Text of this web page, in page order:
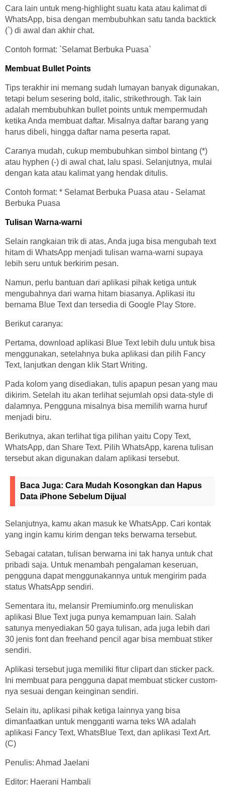
Cara lain untuk meng-highlight suatu kata atau kalimat di
WhatsApp, bisa dengan membubuhkan satu tanda backtick
(`) di awal dan akhir chat.
Contoh format: `Selamat Berbuka Puasa`
Membuat Bullet Points
Tips terakhir ini memang sudah lumayan banyak digunakan,
tetapi belum sesering bold, italic, strikethrough. Tak lain
adalah membubuhkan bullet points untuk mempermudah
ketika Anda membuat daftar. Misalnya daftar barang yang
harus dibeli, hingga daftar nama peserta rapat.
Caranya mudah, cukup membubuhkan simbol bintang (*)
atau hyphen (-) di awal chat, lalu spasi. Selanjutnya, mulai
dengan kata atau kalimat yang hendak ditulis.
Contoh format: * Selamat Berbuka Puasa atau - Selamat
Berbuka Puasa
Tulisan Warna-warni
Selain rangkaian trik di atas, Anda juga bisa mengubah text
hitam di WhatsApp menjadi tulisan warna-warni supaya
lebih seru untuk berkirim pesan.
Namun, perlu bantuan dari aplikasi pihak ketiga untuk
mengubahnya dari warna hitam biasanya. Aplikasi itu
bernama Blue Text dan tersedia di Google Play Store.
Berikut caranya:
Pertama, download aplikasi Blue Text lebih dulu untuk bisa
menggunakan, setelahnya buka aplikasi dan pilih Fancy
Text, lanjutkan dengan klik Start Writing.
Pada kolom yang disediakan, tulis apapun pesan yang mau
dikirim. Setelah itu akan terlihat sejumlah opsi data-style di
dalamnya. Pengguna misalnya bisa memilih warna huruf
menjadi biru.
Berikutnya, akan terlihat tiga pilihan yaitu Copy Text,
WhatsApp, dan Share Text. Pilih WhatsApp, karena tulisan
tersebut akan digunakan dalam aplikasi tersebut.
Baca Juga: Cara Mudah Kosongkan dan Hapus
Data iPhone Sebelum Dijual
Selanjutnya, kamu akan masuk ke WhatsApp. Cari kontak
yang ingin kamu kirim dengan teks berwarna tersebut.
Sebagai catatan, tulisan berwarna ini tak hanya untuk chat
pribadi saja. Untuk menambah pengalaman keseruan,
pengguna dapat menggunakannya untuk mengirim pada
status WhatsApp sendiri.
Sementara itu, melansir Premiuminfo.org menuliskan
aplikasi Blue Text juga punya kemampuan lain. Salah
satunya menyediakan 50 gaya tulisan, ada juga lebih dari
30 jenis font dan freehand pencil agar bisa membuat stiker
sendiri.
Aplikasi tersebut juga memiliki fitur clipart dan sticker pack.
Ini membuat para pengguna dapat membuat sticker custom-
nya sesuai dengan keinginan sendiri.
Selain itu, aplikasi pihak ketiga lainnya yang bisa
dimanfaatkan untuk mengganti warna teks WA adalah
aplikasi Fancy Text, WhatsBlue Text, dan aplikasi Text Art.
(C)
Penulis: Ahmad Jaelani
Editor: Haerani Hambali